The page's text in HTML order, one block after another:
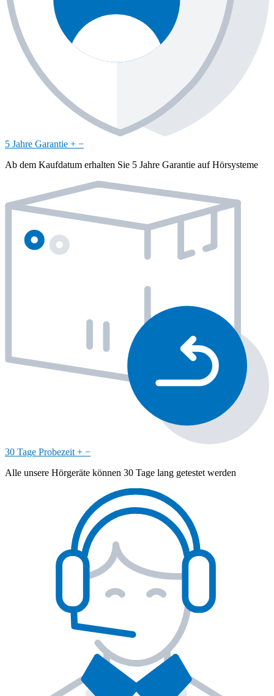
5 Jahre Garantie + −
Ab dem Kaufdatum erhalten Sie 5 Jahre Garantie auf Hörsysteme
30 Tage Probezeit + −
Alle unsere Hörgeräte können 30 Tage lang getestet werden